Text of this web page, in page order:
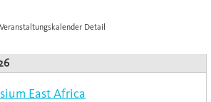
Veranstaltungskalender Detail
East Africa